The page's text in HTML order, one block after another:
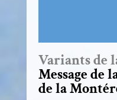
Variants de
Message de
de la